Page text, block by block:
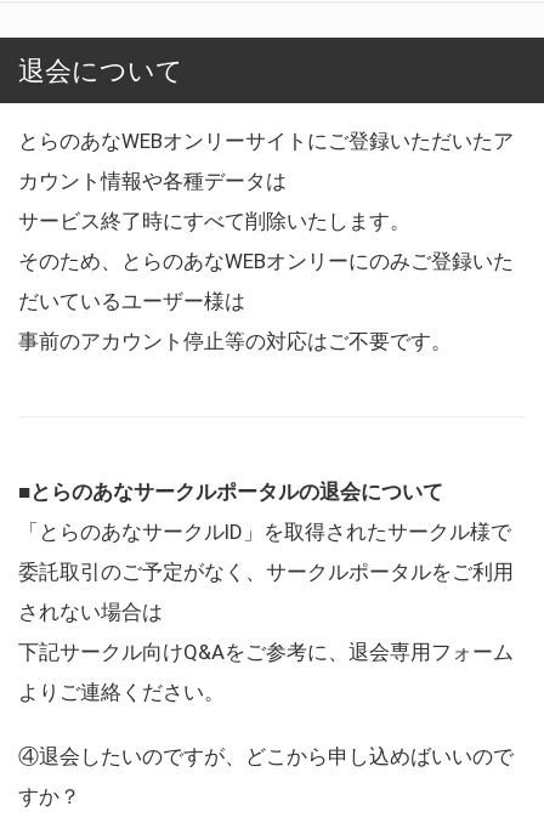
退会について
とらのあなWEBオンリーサイトにご登録いただいたア
カウント情報や各種データは
サービス終了時にすべて削除いたします。
そのため、とらのあなWEBオンリーにのみご登録いた
だいているユーザー様は
事前のアカウント停止等の対応はご不要です。
■とらのあなサークルポータルの退会について
「とらのあなサークルID」を取得されたサークル様で
委託取引のご予定がなく、サークルポータルをご利用
されない場合は
下記サークル向けQ&Aをご参考に、退会専用フォーム
よりご連絡ください。
④退会したいのですが、どこから申し込めばいいので
すか？